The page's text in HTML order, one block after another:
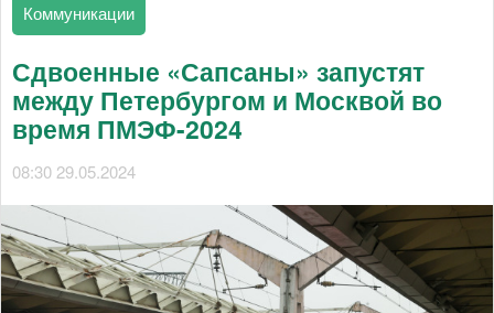
Коммуникации
Сдвоенные «Сапсаны» запустят
между Петербургом и Москвой во
время ПМЭФ-2024
08:30 29.05.2024